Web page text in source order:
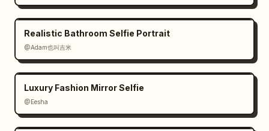
Realistic Bathroom Selfie Portrait
@Adam也叫吉米
Luxury Fashion Mirror Selfie
@Eesha